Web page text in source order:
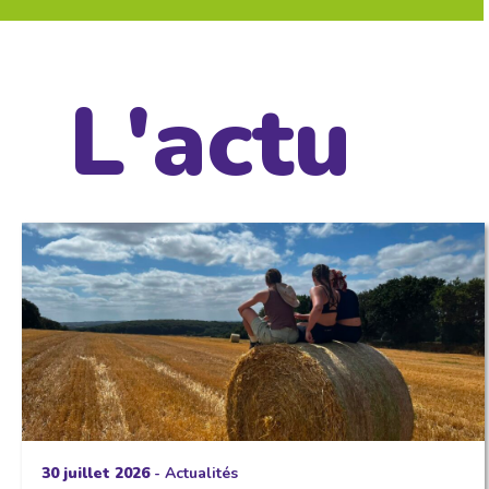
L'actu
30 juillet 2026- Actualités